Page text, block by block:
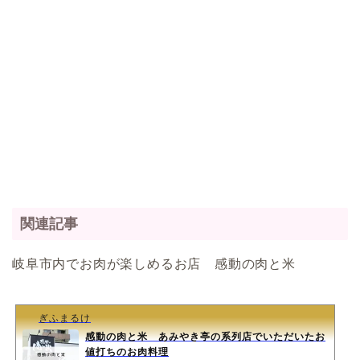
関連記事
岐阜市内でお肉が楽しめるお店 感動の肉と米
ぎふまるけ
感動の肉と米 あみやき亭の系列店でいただいたお
値打ちのお肉料理